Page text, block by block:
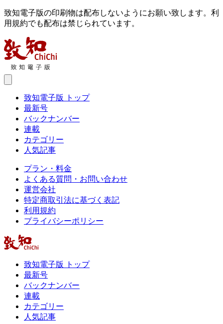
致知電子版の印刷物は配布しないようにお願い致します。利
用規約でも配布は禁じられています。
致知電子版 トップ
最新号
バックナンバー
連載
カテゴリー
人気記事
プラン・料金
よくある質問・お問い合わせ
運営会社
特定商取引法に基づく表記
利用規約
プライバシーポリシー
致知電子版 トップ
最新号
バックナンバー
連載
カテゴリー
人気記事